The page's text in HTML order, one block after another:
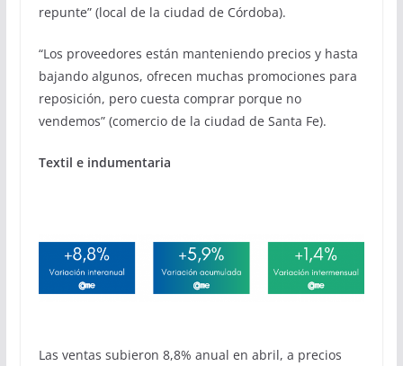
repunte” (local de la ciudad de Córdoba).
“Los proveedores están manteniendo precios y hasta
bajando algunos, ofrecen muchas promociones para
reposición, pero cuesta comprar porque no
vendemos” (comercio de la ciudad de Santa Fe).
Textil e indumentaria
Las ventas subieron 8,8% anual en abril, a precios